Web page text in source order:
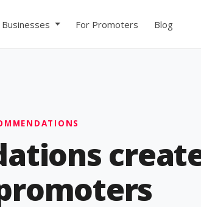
Businesses For Promoters Blog